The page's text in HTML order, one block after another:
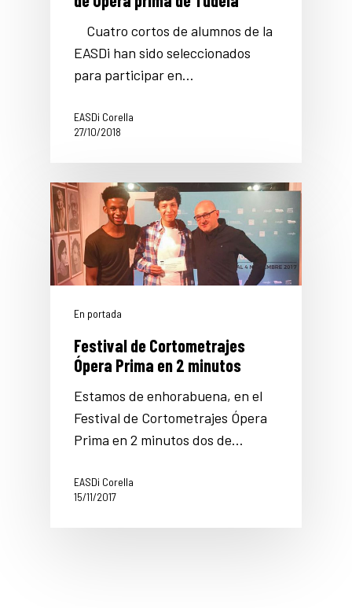
Cuatro cortos de alumnos de la
EASDi han sido seleccionados
para participar en…
EASDi Corella
27/10/2018
En portada
Festival de Cortometrajes
Ópera Prima en 2 minutos
Estamos de enhorabuena, en el
Festival de Cortometrajes Ópera
Prima en 2 minutos dos de…
EASDi Corella
15/11/2017